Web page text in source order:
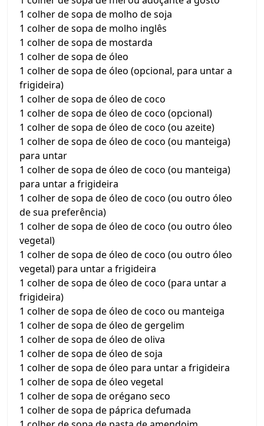
1 colher de sopa de molho de soja
1 colher de sopa de molho inglês
1 colher de sopa de mostarda
1 colher de sopa de óleo
1 colher de sopa de óleo (opcional, para untar a
frigideira)
1 colher de sopa de óleo de coco
1 colher de sopa de óleo de coco (opcional)
1 colher de sopa de óleo de coco (ou azeite)
1 colher de sopa de óleo de coco (ou manteiga)
para untar
1 colher de sopa de óleo de coco (ou manteiga)
para untar a frigideira
1 colher de sopa de óleo de coco (ou outro óleo
de sua preferência)
1 colher de sopa de óleo de coco (ou outro óleo
vegetal)
1 colher de sopa de óleo de coco (ou outro óleo
vegetal) para untar a frigideira
1 colher de sopa de óleo de coco (para untar a
frigideira)
1 colher de sopa de óleo de coco ou manteiga
1 colher de sopa de óleo de gergelim
1 colher de sopa de óleo de oliva
1 colher de sopa de óleo de soja
1 colher de sopa de óleo para untar a frigideira
1 colher de sopa de óleo vegetal
1 colher de sopa de orégano seco
1 colher de sopa de páprica defumada